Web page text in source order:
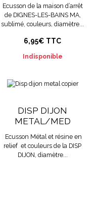
Ecusson de la maison d’arrêt
de DIGNES-LES-BAINS MA,
sublimé, couleurs, diamètre...
6,95€ TTC
Indisponible
DISP DIJON
METAL/MED
Ecusson Métal et résine en
relief et couleurs de la DISP
DIJON, diamètre...